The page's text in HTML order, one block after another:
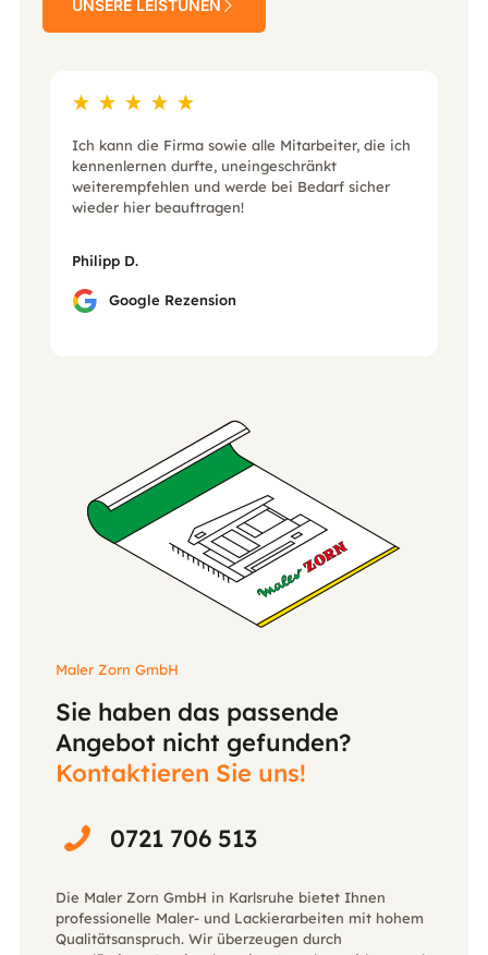
UNSERE LEISTUNEN
Ich kann die Firma sowie alle Mitarbeiter, die ich
kennenlernen durfte, uneingeschränkt
weiterempfehlen und werde bei Bedarf sicher
wieder hier beauftragen!
Philipp D.
Google Rezension
Maler Zorn GmbH
Sie haben das passende
Angebot nicht gefunden?
Kontaktieren Sie uns!
0721 706 513
Die Maler Zorn GmbH in Karlsruhe bietet Ihnen
professionelle Maler- und Lackierarbeiten mit hohem
Qualitätsanspruch. Wir überzeugen durch